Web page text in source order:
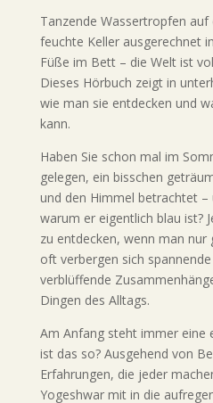
Tanzende Wassertropfen
feuchte Keller ausgerechnet
Füße im Bett – die Welt ist
Dieses Hörbuch zeigt in
wie man sie entdecken und
kann.
Haben Sie schon mal im
gelegen, ein bisschen
und den Himmel betrachtet
warum er eigentlich blau ist?
zu entdecken, wenn man nur
oft verbergen sich
verblüffende
Dingen des Alltags.
Am Anfang steht immer eine
ist das so? Ausgehend von
Erfahrungen, die jeder
Yogeshwar mit in die